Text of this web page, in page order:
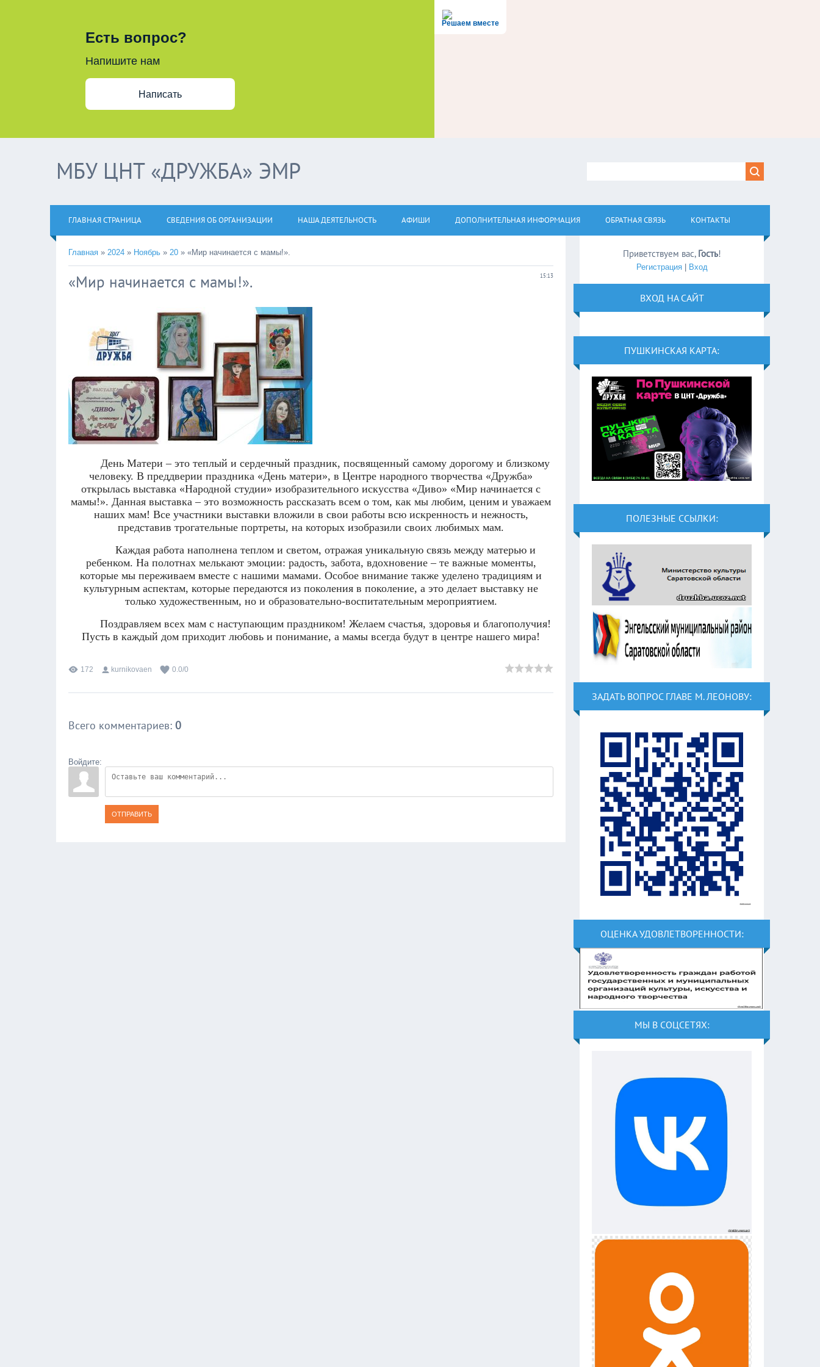
Решаем вместе
Есть вопрос?
Напишите нам
Написать
МБУ ЦНТ «ДРУЖБА» ЭМР
ГЛАВНАЯ СТРАНИЦА СВЕДЕНИЯ ОБ ОРГАНИЗАЦИИ НАША ДЕЯТЕЛЬНОСТЬ АФИШИ ДОПОЛНИТЕЛЬНАЯ ИНФОРМАЦИЯ ОБРАТНАЯ СВЯЗЬ КОНТАКТЫ
Главная » 2024 » Ноябрь » 20 » «Мир начинается с мамы!».
15:13
«Мир начинается с мамы!».
День Матери – это теплый и сердечный праздник, посвященный самому дорогому и близкому
человеку. В преддверии праздника «День матери», в Центре народного творчества «Дружба»
открылась выставка «Народной студии» изобразительного искусства «Диво» «Мир начинается с
мамы!». Данная выставка – это возможность рассказать всем о том, как мы любим, ценим и уважаем
наших мам! Все участники выставки вложили в свои работы всю искренность и нежность,
представив трогательные портреты, на которых изобразили своих любимых мам.
Каждая работа наполнена теплом и светом, отражая уникальную связь между матерью и
ребенком. На полотнах мелькают эмоции: радость, забота, вдохновение – те важные моменты,
которые мы переживаем вместе с нашими мамами. Особое внимание также уделено традициям и
культурным аспектам, которые передаются из поколения в поколение, а это делает выставку не
только художественным, но и образовательно-воспитательным мероприятием.
Поздравляем всех мам с наступающим праздником! Желаем счастья, здоровья и благополучия!
Пусть в каждый дом приходит любовь и понимание, а мамы всегда будут в центре нашего мира!
172 kurnikovaen 0.0/0
Всего комментариев: 0
Войдите:
ОТПРАВИТЬ
Приветствуем вас, Гость!
Регистрация| Вход
ВХОД НА САЙТ
ПУШКИНСКАЯ КАРТА:
ПОЛЕЗНЫЕ ССЫЛКИ:
ЗАДАТЬ ВОПРОС ГЛАВЕ М. ЛЕОНОВУ:
ОЦЕНКА УДОВЛЕТВОРЕННОСТИ:
МЫ В СОЦСЕТЯХ: